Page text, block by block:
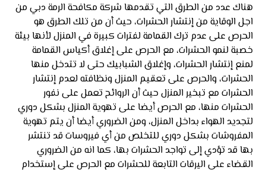
هناك عدد من الطرق التي تقدمها شركة مكافحة الرمة دبي من
اجل الوقاية من إنتشار الحشرات، حيث أن من تلك الطرق هو
الحرص على عدم ترك القمامة لفترات كبيرة في المنزل لأنها بيئة
خصبة لنمو الحشرات، مع الحرص على إغلاق أكياس القمامة
لمنع إنتشار الحشرات، وإغلاق الشبابيك حتى لا تتدخل منها
الحشرات، والحرص على تعقيم المنزل ونظافته لعدم إنتشار
الحشرات مع تبخير المنزل حيث أن الروائح تعمل على نفور
الحشرات منها، مع الحرص أيضا على تهوية المنزل بشكل دوري
لتجديد الهواء بداخل المنزل، ومن الضروري أيضا أن يتم تهوية
المفروشات بشكل دوري للتخلص من أي فيروسات قد تنتشر
بها قد تؤدي إلى تواجد الحشرات بها، كما انه من الضروري
القضاء على اليرقات التابعة للحشرات مع الحرص على إستخدام